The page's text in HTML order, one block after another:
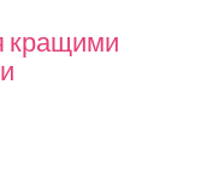
кращими